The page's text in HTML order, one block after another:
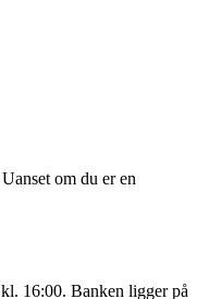
om du er en
16:00. Banken ligger på